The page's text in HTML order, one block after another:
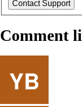
Comment